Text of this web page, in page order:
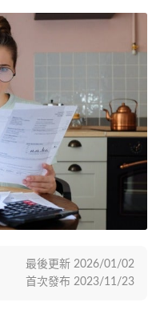
最後更新 2026/01/02
首次發布 2023/11/23